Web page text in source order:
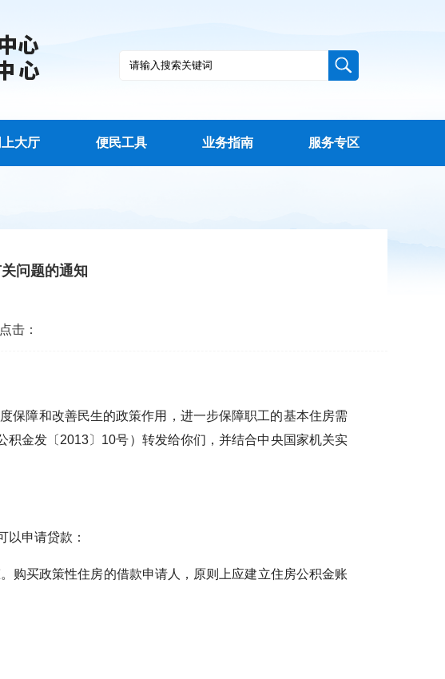
上大厅 便民工具 业务指南 服务专区
问题的通知
点击：
障和改善民生的政策作用，进一步保障职工的基本住房需
金发〔2013〕10号）转发给你们，并结合中央国家机关实
申请贷款：
买政策性住房的借款申请人，原则上应建立住房公积金账